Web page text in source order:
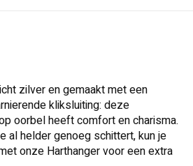
zilver en gemaakt met een
kliksluiting: deze
oorbel heeft comfort en charisma.
al helder genoeg schittert, kun je
onze Harthanger voor een extra